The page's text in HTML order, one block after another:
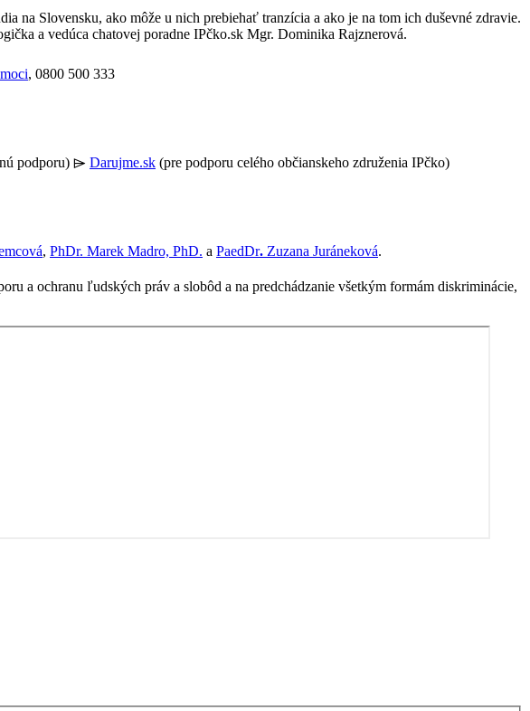
na Slovensku, ako môže u nich prebiehať tranzícia a ako je na tom ich duševné zdravie.
a vedúca chatovej poradne IPčko.sk Mgr. Dominika Rajznerová.
, 0800 500 333
podporu) ⌲ Darujme.sk (pre podporu celého občianskeho združenia IPčko)
, PhDr. Marek Madro, PhD. a PaedDr. Zuzana Juráneková.
a ochranu ľudských práv a slobôd a na predchádzanie všetkým formám diskriminácie,